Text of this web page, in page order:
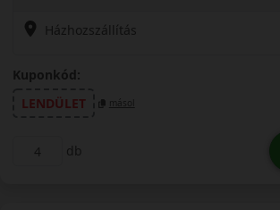
Házhozszállítás
Kuponkód:
LENDÜLET
másol
db